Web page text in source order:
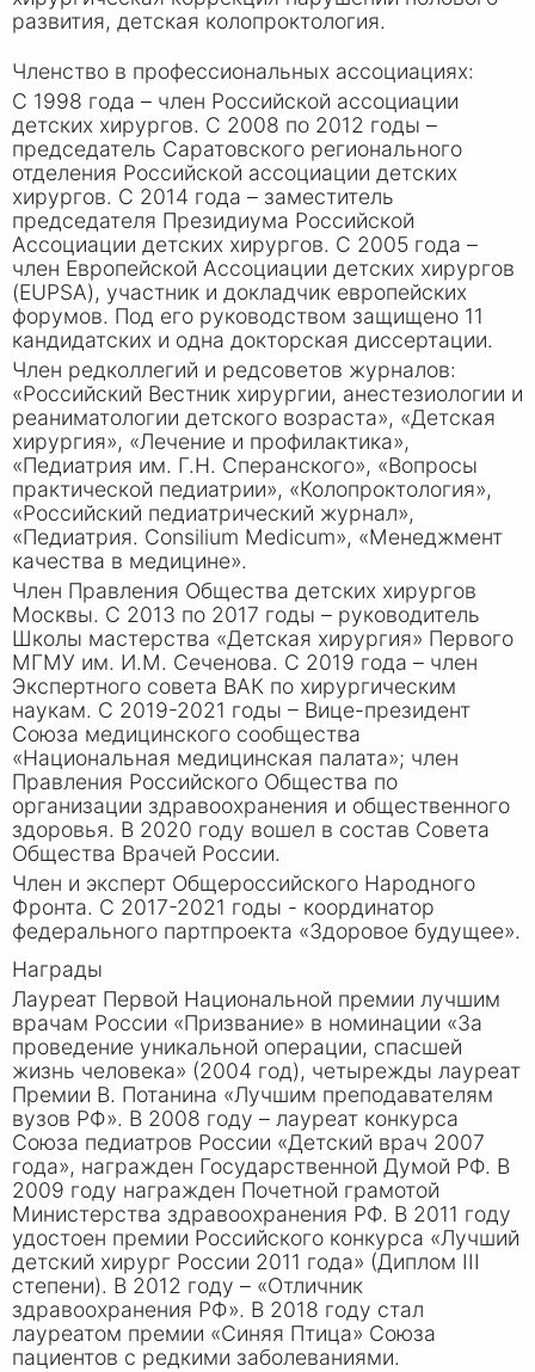
развития, детская колопроктология.
Членство в профессиональных ассоциациях:
С 1998 года – член Российской ассоциации
детских хирургов. С 2008 по 2012 годы –
председатель Саратовского регионального
отделения Российской ассоциации детских
хирургов. С 2014 года – заместитель
председателя Президиума Российской
Ассоциации детских хирургов. С 2005 года –
член Европейской Ассоциации детских хирургов
(EUPSA), участник и докладчик европейских
форумов. Под его руководством защищено 11
кандидатских и одна докторская диссертации.
Член редколлегий и редсоветов журналов:
«Российский Вестник хирургии, анестезиологии и
реаниматологии детского возраста», «Детская
хирургия», «Лечение и профилактика»,
«Педиатрия им. Г.Н. Сперанского», «Вопросы
практической педиатрии», «Колопроктология»,
«Российский педиатрический журнал»,
«Педиатрия. Consilium Medicum», «Менеджмент
качества в медицине».
Член Правления Общества детских хирургов
Москвы. С 2013 по 2017 годы – руководитель
Школы мастерства «Детская хирургия» Первого
МГМУ им. И.М. Сеченова. С 2019 года – член
Экспертного совета ВАК по хирургическим
наукам. С 2019-2021 годы – Вице-президент
Союза медицинского сообщества
«Национальная медицинская палата»; член
Правления Российского Общества по
организации здравоохранения и общественного
здоровья. В 2020 году вошел в состав Совета
Общества Врачей России.
Член и эксперт Общероссийского Народного
Фронта. С 2017-2021 годы - координатор
федерального партпроекта «Здоровое будущее».
Награды
Лауреат Первой Национальной премии лучшим
врачам России «Призвание» в номинации «За
проведение уникальной операции, спасшей
жизнь человека» (2004 год), четырежды лауреат
Премии В. Потанина «Лучшим преподавателям
вузов РФ». В 2008 году – лауреат конкурса
Союза педиатров России «Детский врач 2007
года», награжден Государственной Думой РФ. В
2009 году награжден Почетной грамотой
Министерства здравоохранения РФ. В 2011 году
удостоен премии Российского конкурса «Лучший
детский хирург России 2011 года» (Диплом III
степени). В 2012 году – «Отличник
здравоохранения РФ». В 2018 году стал
лауреатом премии «Синяя Птица» Союза
пациентов с редкими заболеваниями.